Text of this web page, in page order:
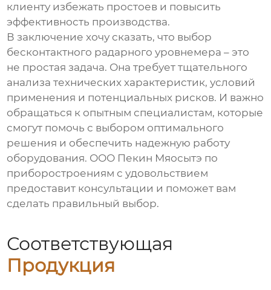
клиенту избежать простоев и повысить
эффективность производства.
В заключение хочу сказать, что выбор
бесконтактного радарного уровнемера – это
не простая задача. Она требует тщательного
анализа технических характеристик, условий
применения и потенциальных рисков. И важно
обращаться к опытным специалистам, которые
смогут помочь с выбором оптимального
решения и обеспечить надежную работу
оборудования. ООО Пекин Мяосытэ по
приборостроениям с удовольствием
предоставит консультации и поможет вам
сделать правильный выбор.
Соответствующая
Продукция